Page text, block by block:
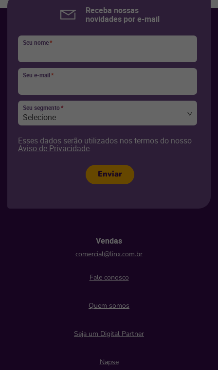
Receba nossas
novidades por e-mail
Seu nome*
Seu e-mail*
Seu segmento*
Selecione
Esses dados serão utilizados nos termos do nosso
Aviso de Privacidade.
Enviar
Vendas
comercial@linx.com.br
Fale conosco
Quem somos
Seja um Digital Partner
Napse